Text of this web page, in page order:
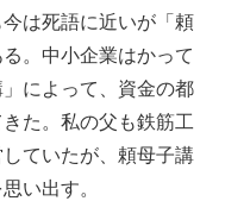
は死語に近いが「頼
。中小企業はかって
によって、資金の都
た。私の父も鉄筋工
ていたが、頼母子講
い出す。